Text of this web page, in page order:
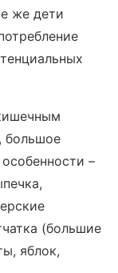
же дети
большое
–
(большие
яблок,